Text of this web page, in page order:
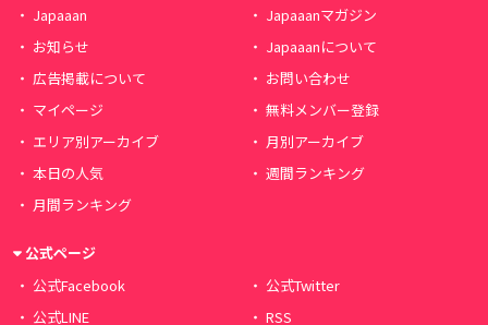
Japaaan
Japaaanマガジン
お知らせ
Japaaanについて
広告掲載について
お問い合わせ
マイページ
無料メンバー登録
エリア別アーカイブ
月別アーカイブ
本日の人気
週間ランキング
月間ランキング
公式ページ
公式Facebook
公式Twitter
公式LINE
RSS